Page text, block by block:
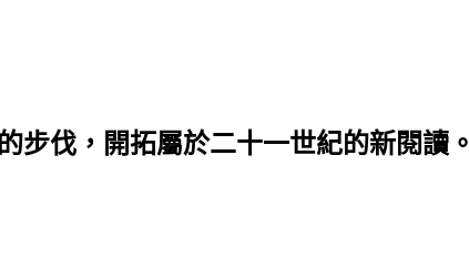
步伐，開拓屬於二十一世紀的新閱讀。